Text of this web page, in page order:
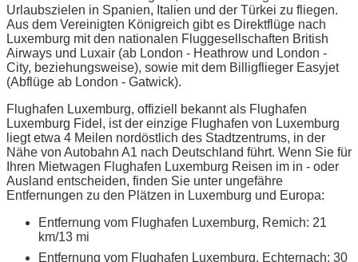
Urlaubszielen in Spanien, Italien und der Türkei zu fliegen.
Aus dem Vereinigten Königreich gibt es Direktflüge nach
Luxemburg mit den nationalen Fluggesellschaften British
Airways und Luxair (ab London - Heathrow und London -
City, beziehungsweise), sowie mit dem Billigflieger Easyjet
(Abflüge ab London - Gatwick).
Flughafen Luxemburg, offiziell bekannt als Flughafen
Luxemburg Fidel, ist der einzige Flughafen von Luxemburg
liegt etwa 4 Meilen nordöstlich des Stadtzentrums, in der
Nähe von Autobahn A1 nach Deutschland führt. Wenn Sie für
Ihren Mietwagen Flughafen Luxemburg Reisen im in - oder
Ausland entscheiden, finden Sie unter ungefähre
Entfernungen zu den Plätzen in Luxemburg und Europa:
Entfernung vom Flughafen Luxemburg, Remich: 21
km/13 mi
Entfernung vom Flughafen Luxemburg, Echternach: 30